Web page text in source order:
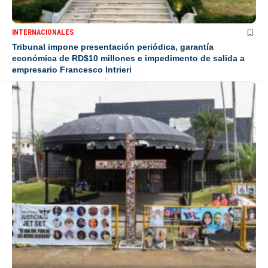
INTERNACIONALES
Tribunal impone presentación periódica, garantía
económica de RD$10 millones e impedimento de salida a
empresario Francesco Intrieri